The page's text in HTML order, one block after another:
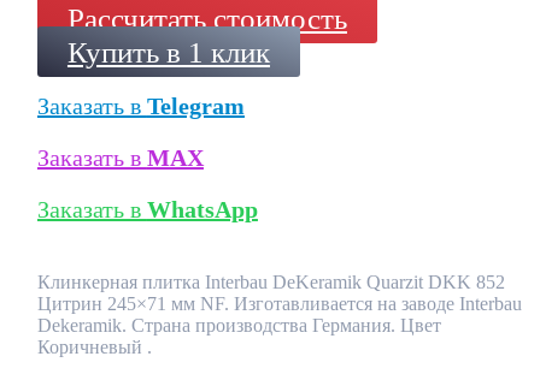
Рассчитать стоимость
Купить в 1 клик
Заказать в Telegram
Заказать в MAX
Заказать в WhatsApp
Клинкерная плитка Interbau DeKeramik Quarzit DKK 852
Цитрин 245×71 мм NF. Изготавливается на заводе Interbau
Dekeramik. Страна производства Германия. Цвет
Коричневый .